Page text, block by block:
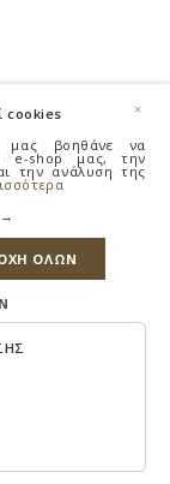
×
cookies
μας βοηθάνε να
e-shop μας, την
την ανάλυση της
ΟΛΩΝ